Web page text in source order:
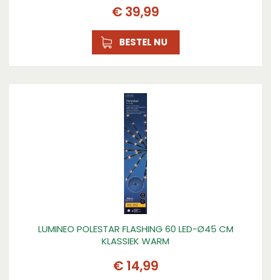
€ 39,99
BESTEL NU
LUMINEO POLESTAR FLASHING 60 LED-Ø45 CM
KLASSIEK WARM
€ 14,99